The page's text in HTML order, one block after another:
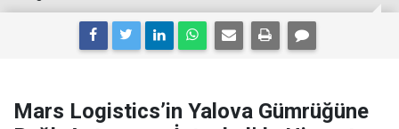
Mars Logistics’in Yalova Gümrüğüne